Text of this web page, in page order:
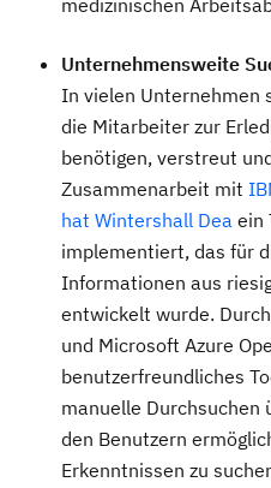
medizinischen
Unternehmensweite
In vielen Unternehmen
die Mitarbeiter zur
benötigen, verstreut
Zusammenarbeit mit
hat Wintershall Dea ein
implementiert, das für
Informationen aus
entwickelt wurde.
und Microsoft Azure
benutzerfreundliches
manuelle Durchsuchen
den Benutzern
Erkenntnissen zu